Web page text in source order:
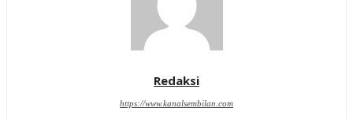
Redaksi
https://www.kanalsembilan.com